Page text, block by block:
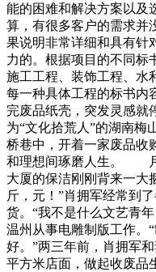
能的困难和解决方案以及
算，有很多客户的需求并
果说明非常详细和具有针
力的。根据项目的不同标
施工工程、装饰工程、水
每一种具体工程的标书内
完废品纸壳，突发灵感就
为“文化拾荒人”的湖南梅
桥巷中，开着一家废品收
和理想间琢磨人生。 月
大厦的保洁刚刚背来一大
斤，元！”肖拥军经常到
货。“我不是什么文艺
温州从事电雕制版工作。
好。”两三年前，肖拥军
平方米店面，做起收废品